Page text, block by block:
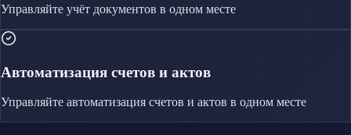
Управляйте учёт документов в одном месте
Автоматизация счетов и актов
Управляйте автоматизация счетов и актов в одном месте